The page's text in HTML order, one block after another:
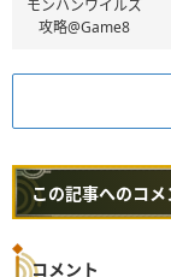
モンハンワイルズ
攻略@Game8
この記事へのコメ
コメント